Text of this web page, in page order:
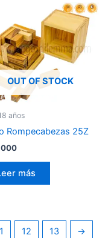
OUT OF STOCK
años
Rompecabezas 25Z
más
12 13 →